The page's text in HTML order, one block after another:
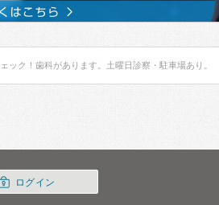
ック！歯科があります。土曜日診察・駐車場あり。
ログイン